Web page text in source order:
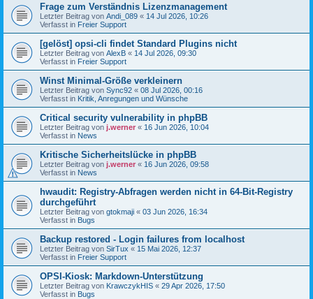
Frage zum Verständnis Lizenzmanagement
Letzter Beitrag von Andi_089 « 14 Jul 2026, 10:26
Verfasst in Freier Support
[gelöst] opsi-cli findet Standard Plugins nicht
Letzter Beitrag von AlexB « 14 Jul 2026, 09:30
Verfasst in Freier Support
Winst Minimal-Größe verkleinern
Letzter Beitrag von Sync92 « 08 Jul 2026, 00:16
Verfasst in Kritik, Anregungen und Wünsche
Critical security vulnerability in phpBB
Letzter Beitrag von j.werner « 16 Jun 2026, 10:04
Verfasst in News
Kritische Sicherheitslücke in phpBB
Letzter Beitrag von j.werner « 16 Jun 2026, 09:58
Verfasst in News
hwaudit: Registry-Abfragen werden nicht in 64-Bit-Registry
durchgeführt
Letzter Beitrag von gtokmaji « 03 Jun 2026, 16:34
Verfasst in Bugs
Backup restored - Login failures from localhost
Letzter Beitrag von SirTux « 15 Mai 2026, 12:37
Verfasst in Freier Support
OPSI-Kiosk: Markdown-Unterstützung
Letzter Beitrag von KrawczykHIS « 29 Apr 2026, 17:50
Verfasst in Bugs